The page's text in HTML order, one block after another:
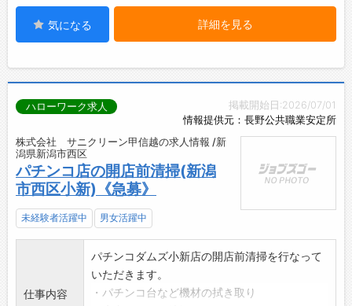
気になる 詳細を見る
掲載開始日:2026/07/01
情報提供元：長野公共職業安定所
ハローワーク求人
株式会社 サニクリーン甲信越の求人情報 /新
潟県新潟市西区
パチンコ店の開店前清掃(新潟
市西区小新)《急募》
未経験者活躍中 男女活躍中
仕事内容
パチンコダムズ小新店の開店前清掃を行なって
いただきます。
・パチンコ台など機材の拭き取り